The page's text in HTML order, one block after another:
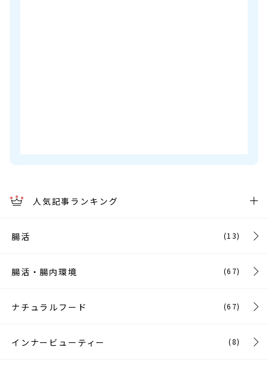
人気記事ランキング
腸活 (13)
腸活・腸内環境 (67)
ナチュラルフード (67)
インナービューティー (8)